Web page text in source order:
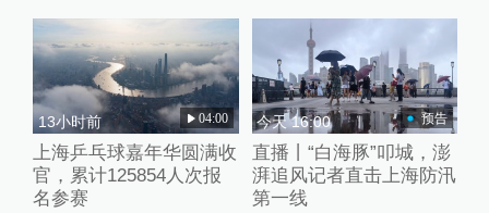
13小时前 04:00
上海乒乓球嘉年华圆满收
官，累计125854人次报
名参赛
今天 16:00 预告
直播丨“白海豚”叩城，澎
湃追风记者直击上海防汛
第一线